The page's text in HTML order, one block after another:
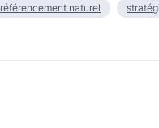
référencement naturel